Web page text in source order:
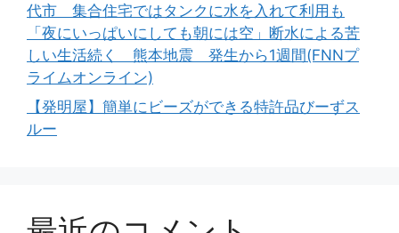
代市 集合住宅ではタンクに水を入れて利用も
「夜にいっぱいにしても朝には空」断水による苦
しい生活続く 熊本地震 発生から1週間(FNNプ
ライムオンライン)
【発明屋】簡単にビーズができる特許品びーずス
ルー